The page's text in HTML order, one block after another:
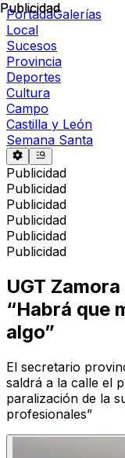
PortadaGalerías
Local
Sucesos
Provincia
Deportes
Cultura
Campo
Castilla y León
Semana Santa
Publicidad
Publicidad
Publicidad
Publicidad
Publicidad
Publicidad
Publicidad
UGT
“Habrá que
algo”
El secretario
saldrá a la calle el
paralización de la
profesionales”
Publicidad